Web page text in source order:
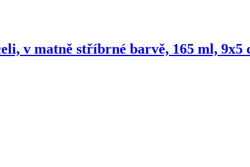
v matně stříbrné barvě, 165 ml, 9x5